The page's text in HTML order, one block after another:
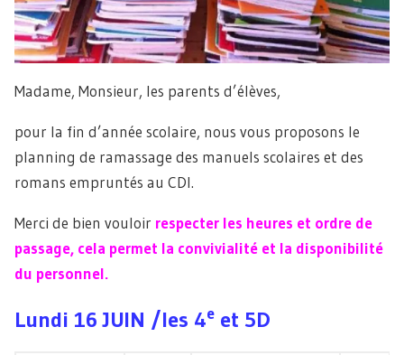
Madame, Monsieur, les parents d’élèves,
pour la fin d’année scolaire, nous vous proposons le
planning de ramassage des manuels scolaires et des
romans empruntés au CDI.
Merci de bien vouloir respecter les heures et ordre de
passage, cela permet la convivialité et la disponibilité
du personnel.
Lundi 16 JUIN /les 4e et 5D